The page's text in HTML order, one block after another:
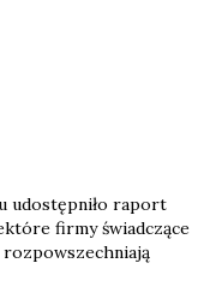
udostępniło raport
firmy świadczące
rozpowszechniają